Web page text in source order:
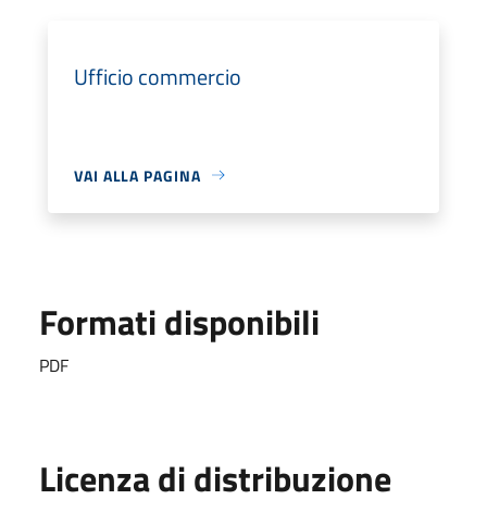
Ufficio commercio
VAI ALLA PAGINA
Formati disponibili
PDF
Licenza di distribuzione